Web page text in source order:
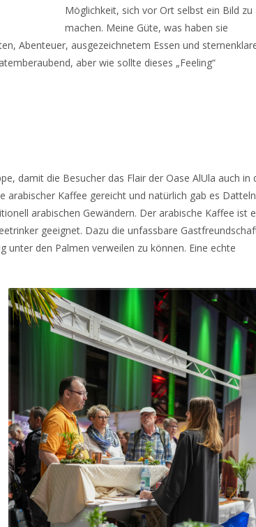
Möglichkeit, sich vor Ort selbst ein Bild zu
machen. Meine Güte, was haben sie
Abenteuer, ausgezeichnetem Essen und
aber wie sollte dieses „Feeling“
damit die Besucher das Flair der Oase AlUla auch in
arabischer Kaffee gereicht und natürlich gab es
arabischen Gewändern. Der arabische Kaffee ist
geeignet. Dazu die unfassbare
unter den Palmen verweilen zu können. Eine echte